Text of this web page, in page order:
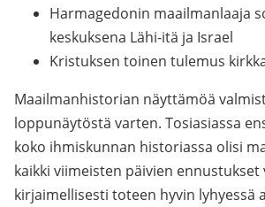
Harmagedonin maailmanlaaja
keskuksena Lähi-itä ja Israel
Kristuksen toinen tulemus
Maailmanhistorian näyttämöä
loppunäytöstä varten. Tosiasiassa
koko ihmiskunnan historiassa olisi
kaikki viimeisten päivien ennustukset
kirjaimellisesti toteen hyvin lyhyessä